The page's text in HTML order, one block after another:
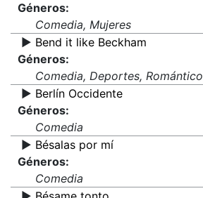
Géneros:
Comedia, Mujeres
▶️ Bend it like Beckham
Géneros:
Comedia, Deportes, Romántico
▶️ Berlín Occidente
Géneros:
Comedia
▶️ Bésalas por mí
Géneros:
Comedia